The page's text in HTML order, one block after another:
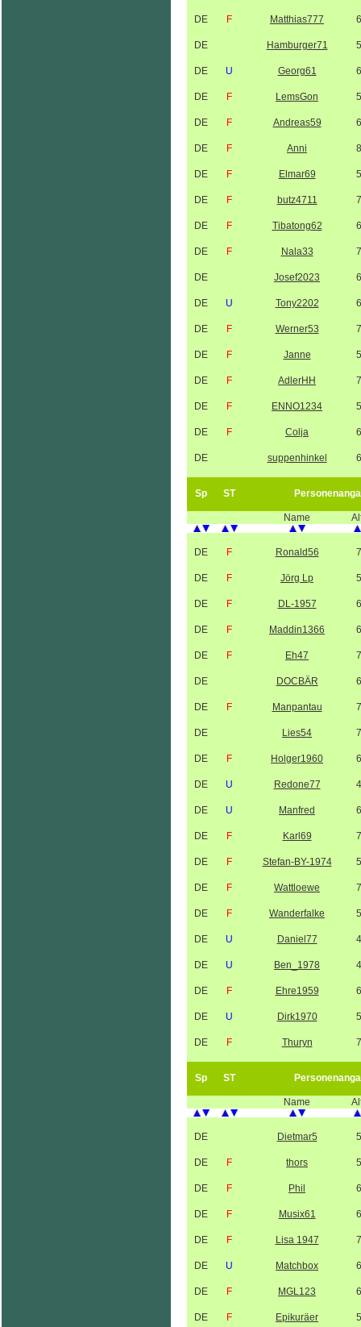
DE F Matthias777
DE Hamburger71
DE U Georg61
DE F LemsGon
DE F Andreas59
DE F Anni
DE F Elmar69
DE F butz4711
DE F Tibatong62
DE F Nala33
DE Josef2023
DE U Tony2202
DE F Werner53
DE F Janne
DE F AdlerHH
DE F ENNO1234
DE F Colja
DE suppenhinkel
Sp ST
Name
DE F Ronald56
DE F Jörg Lp
DE F DL-1957
DE F Maddin1366
DE F Eh47
DE DOCBÄR
DE F Manpantau
DE Lies54
DE F Holger1960
DE U Redone77
DE U Manfred
DE F Karl69
DE F Stefan-BY-1974
DE F Wattloewe
DE F Wanderfalke
DE U Daniel77
DE U Ben_1978
DE F Ehre1959
DE U Dirk1970
DE F Thuryn
Sp ST
Name
DE Dietmar5
DE F thors
DE F Phil
DE F Musix61
DE F Lisa 1947
DE U Matchbox
DE F MGL123
DE F Epikuräer